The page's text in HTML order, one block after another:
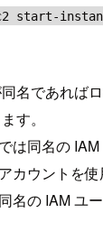
start-
名であれば
す。
は同名の
カウントを
名の IAM ユ